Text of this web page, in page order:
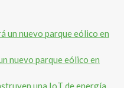
nuevo parque eólico en